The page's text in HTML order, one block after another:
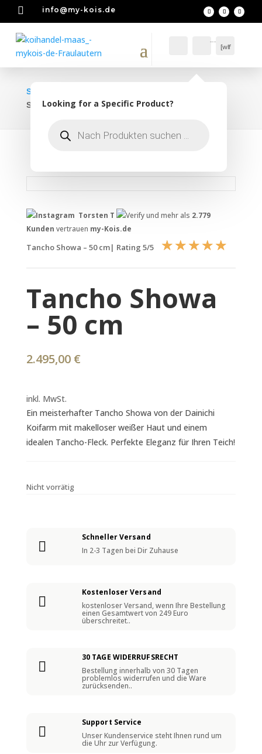
 info@my-kois.de
AccountSuche
[wlf
wish
Looking for a Specific Product?
search
START
SHOWA – 50 CM
Torsten T und mehr als 2.779
Kunden vertrauen my-Kois.de
Tancho Showa – 50 cm| Rating 5/5 ☆☆☆☆☆
Tancho Showa
– 50 cm
2.495,00 €
inkl. MwSt.
Ein meisterhafter Tancho Showa von der Dainichi
Koifarm mit makelloser weißer Haut und einem
idealen Tancho-Fleck. Perfekte Eleganz für Ihren Teich!
Nicht vorrätig

Schneller Versand
In 2-3 Tagen bei Dir Zuhause

Kostenloser Versand
kostenloser Versand, wenn Ihre Bestellung
einen Gesamtwert von 249 Euro
überschreitet..

30 TAGE WIDERRUFSRECHT
Bestellung innerhalb von 30 Tagen
problemlos widerrufen und die Ware
zurücksenden..

Support Service
Unser Kundenservice steht Ihnen rund um
die Uhr zur Verfügung.